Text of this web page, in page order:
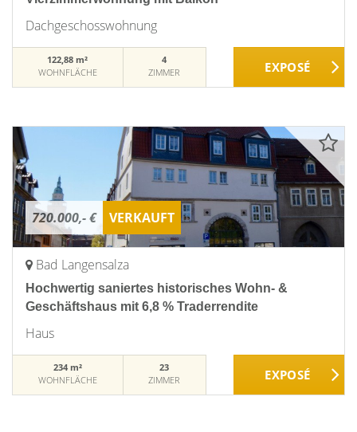
Dachgeschosswohnung
122,88 m²
WOHNFLÄCHE
4
ZIMMER
720.000,- € VERKAUFT
Bad Langensalza
Hochwertig saniertes historisches Wohn- &
Geschäftshaus mit 6,8 % Traderrendite
Haus
234 m²
WOHNFLÄCHE
23
ZIMMER